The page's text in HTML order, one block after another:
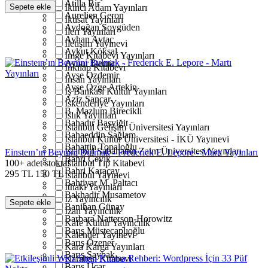
İkinci Adam Yayınları
İktisat Yayınları
İleri Yayınları
İletişim Yayınevi
İmge Kitabevi Yayınları
İnkılap Kitabevi
İnsan Yayınları
İş Bankası Kültür Yayınları
İskenderiye Yayınları
Islık Yayınları
İstanbul Gelişim Üniversitesi Yayınları
İstanbul Kültür Üniversitesi - İKÜ Yayınevi
İstanbul Sabahattin Zaim Üniversitesi Yayınları
İstanbul Tıp Kitabevi
İstanbul Yayınevi
İthaki Yayınları
İz Yayıncılık
İzan Yayıncılık
Kafe Kültür Yayıncılık
Kalender Yayınevi
Kara Karga Yayınları
Karahan Kitabevi
Atilla Bir
Aurelien Geron
Aydoğan Soygüden
Ayhan Aytaç
Aykut Köksal
Aynur Demir
Ayşe Özdemir
Ayşe Özge Artekin
Aziz Sancar
B. Mazlum Birecikli
Bahadır Başyiğit
Bahaeddin Sağlam
Bahattin Topaloğlu
Bahri Çevik
Bahri Karaçay
Bahtiyar M. Paltacı
Bakhadir Musametov
Banihan Günay
Barbara Natterson-Horowitz
Barış Müstecaplıoğlu
Barış Özener
Barış Şaybak
Sepete ekle
Einsteın’ın Beynini Bulmak - Frederıck E. Lepore - Martı Yayınları
100+ adet stokta!
295 TL 150 TL
Sepete ekle